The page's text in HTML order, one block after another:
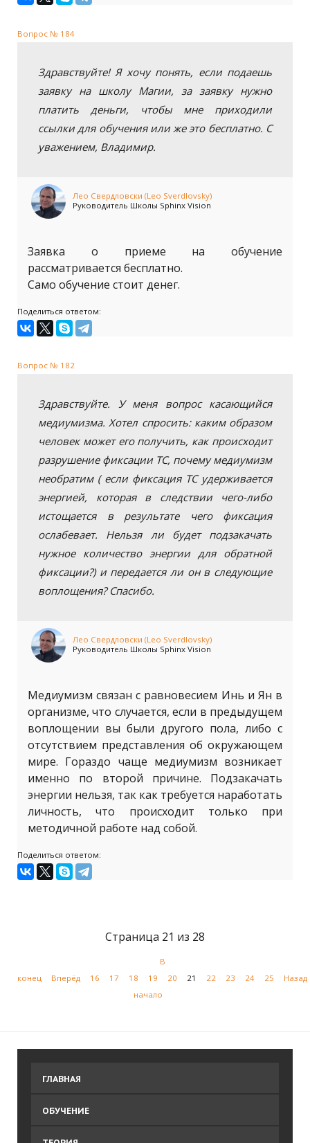
Вопрос № 184
Здравствуйте! Я хочу понять, если подаешь
заявку на школу Магии, за заявку нужно
платить деньги, чтобы мне приходили
ссылки для обучения или же это бесплатно. С
уважением, Владимир.
Лео Свердловски (Leo Sverdlovsky)
Руководитель Школы Sphinx Vision
Заявка о приеме на обучение
рассматривается бесплатно.
Само обучение стоит денег.
Поделиться ответом:
Вопрос № 182
Здравствуйте. У меня вопрос касающийся
медиумизма. Хотел спросить: каким образом
человек может его получить, как происходит
разрушение фиксации ТС, почему медиумизм
необратим ( если фиксация ТС удерживается
энергией, которая в следствии чего-либо
истощается в результате чего фиксация
ослабевает. Нельзя ли будет подзакачать
нужное количество энергии для обратной
фиксации?) и передается ли он в следующие
воплощения? Спасибо.
Лео Свердловски (Leo Sverdlovsky)
Руководитель Школы Sphinx Vision
Медиумизм связан с равновесием Инь и Ян в
организме, что случается, если в предыдущем
воплощении вы были другого пола, либо с
отсутствием представления об окружающем
мире. Гораздо чаще медиумизм возникает
именно по второй причине. Подзакачать
энергии нельзя, так как требуется наработать
личность, что происходит только при
методичной работе над собой.
Поделиться ответом:
Страница 21 из 28
В
конец
Вперёд 16 17 18 19 20 21 22 23 24 25
Назад
начало
ГЛАВНАЯ
ОБУЧЕНИЕ